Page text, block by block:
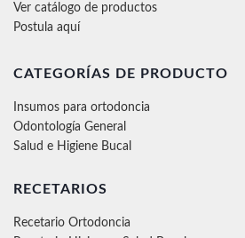
Ver catálogo de productos
Postula aquí
CATEGORÍAS DE PRODUCTO
Insumos para ortodoncia
Odontología General
Salud e Higiene Bucal
RECETARIOS
Recetario Ortodoncia